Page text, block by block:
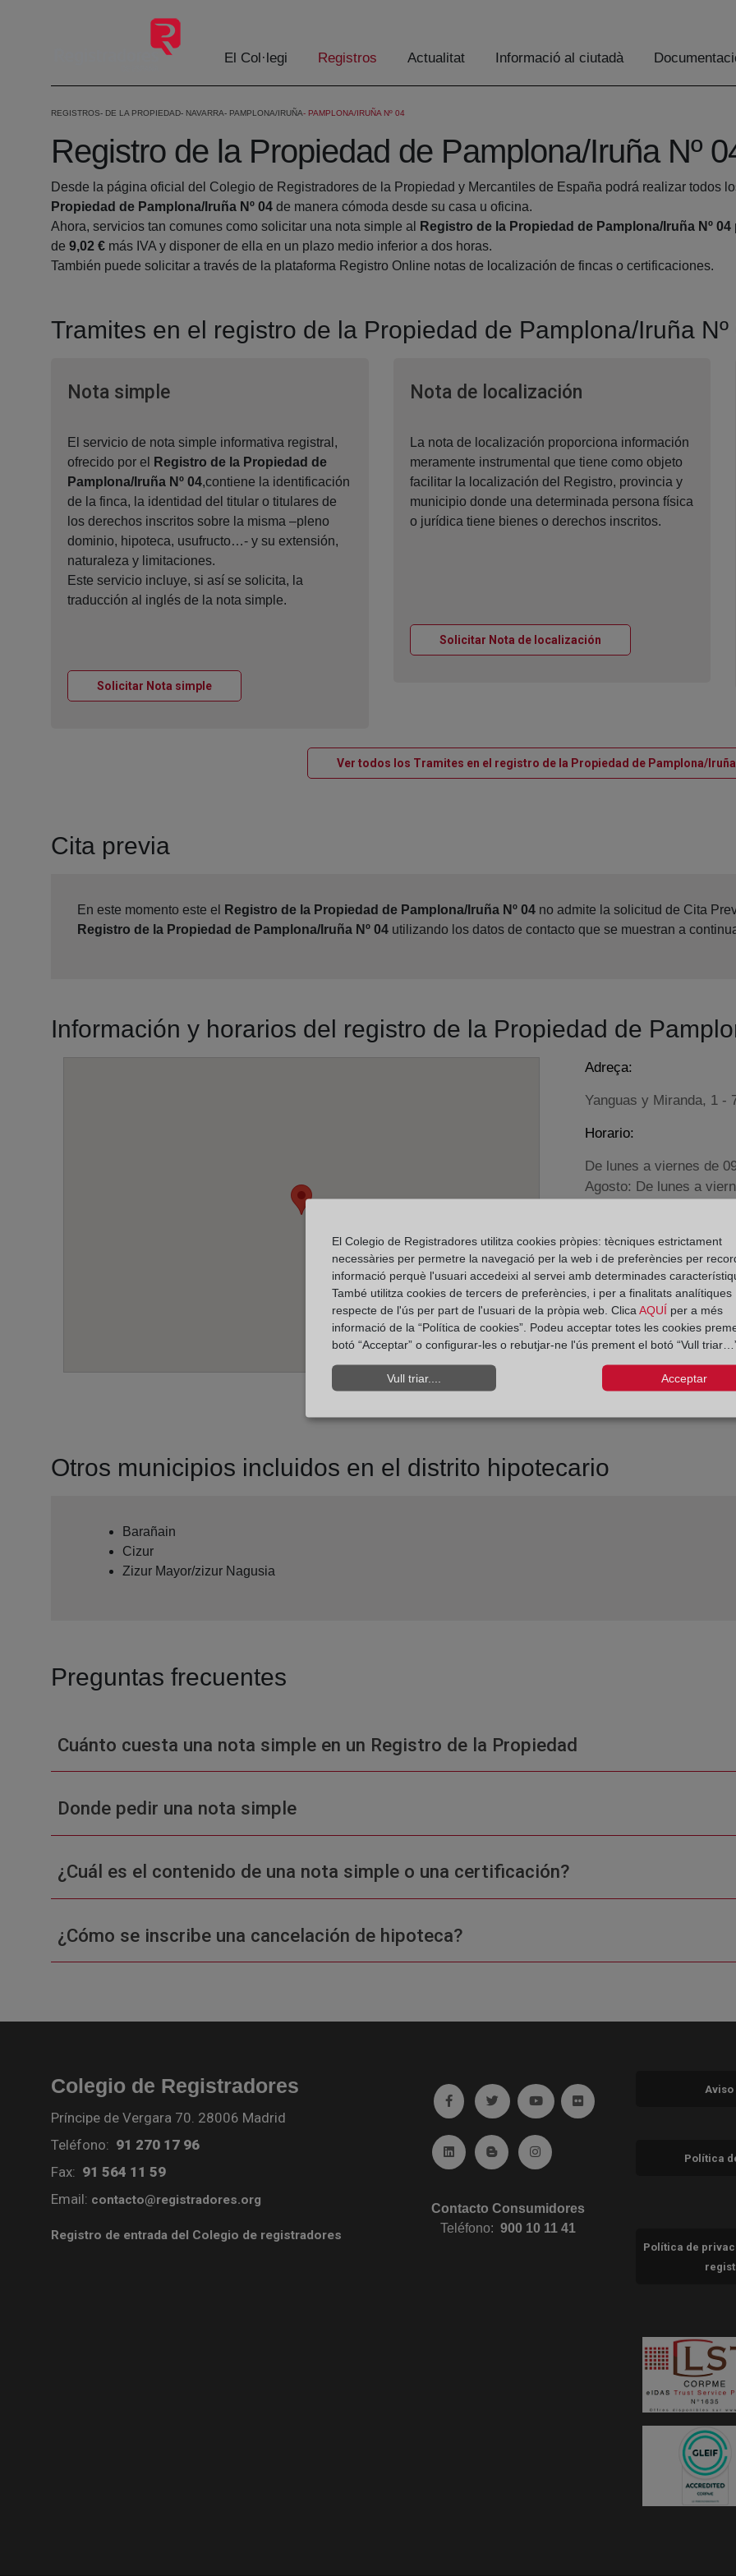
Salta al contingut principal
El Col·legi Registros Actualitat Informació al ciutadà
REGISTROS DE LA PROPIEDAD NAVARRA PAMPLONA/IRUÑA PAMPLONA/IRUÑA Nº 04
Registro de la Propiedad de Pamplona/Iruña Nº
Desde la página oficial del Colegio de Registradores de la Propiedad y Mercantiles de España podrá realizar todos
Propiedad de Pamplona/Iruña Nº 04 de manera cómoda desde su casa u oficina.
Ahora, servicios tan comunes como solicitar una nota simple al
Registro de la Propiedad de Pamplona/Iruña Nº 04
de 9,02 € más IVA y disponer de ella en un plazo medio inferior a dos horas.
También puede solicitar a través de la plataforma Registro Online notas de localización de fincas o certificaciones.
Tramites en el registro de la Propiedad de Pamplona/Iruña Nº
Nota simpleVentana nueva
El servicio de nota simple informativa registral,
ofrecido por el
Registro de la Propiedad de
Pamplona/Iruña Nº 04,contiene la identificación
de la finca, la identidad del titular o titulares de
los derechos inscritos sobre la misma –pleno
dominio, hipoteca, usufructo…- y su extensión,
naturaleza y limitaciones.
Este servicio incluye, si así se solicita, la
traducción al inglés de la nota simple.
Solicitar Nota simpleVentana nueva
Nota de localizaciónVentana nueva
La nota de localización proporciona información
meramente instrumental que tiene como objeto
facilitar la localización del Registro, provincia y
municipio donde una determinada persona física
o jurídica tiene bienes o derechos inscritos.
Solicitar Nota de localizaciónVentana nueva
Ver todos los Tramites en el registro de la Propiedad de Pamplona/Iruña
Cita previa
En este momento este el Registro de la Propiedad de Pamplona/Iruña Nº 04 no admite la solicitud de Cita
Registro de la Propiedad de Pamplona/Iruña Nº 04 utilizando los datos de contacto que se muestran a
Información y horarios del registro de la Propiedad de
Adreça:
Yanguas y Miranda, 1 -
Horario:
De lunes a viernes de
Agosto: De lunes a
Los días 24 y 31 de
Datos de contacto:
(948) 22 53 64
Datos del Registrador:
Delegado de Protección
Otros municipios incluidos en el distrito hipotecario
Barañain
Cizur
Zizur Mayor/zizur Nagusia
Preguntas frecuentes
Cuánto cuesta una nota simple en un Registro de la Propiedad
Donde pedir una nota simple
¿Cuál es el contenido de una nota simple o una certificación?
¿Cómo se inscribe una cancelación de hipoteca?
Colegio de Registradores
Príncipe de Vergara 70. 28006 Madrid
Teléfono: 91 270 17 96
Fax: 91 564 11 59
Email: contacto@registradores.org
Registro de entrada del Colegio de registradores
Ir a facebook (abre en ventana nueva)
Ir a twitter (abre en ventana nueva)
Ir a YouTube (abre en ventana nueva)
Ir a Flickr (abre en ventana
Ir a Linkedin (abre en ventana nueva)
Ir al Blog (abre en ventana nueva)
Ir a Instagram (abre en ventana
Contacto Consumidores
Teléfono:900 10 11 41
Aviso
Política
Política de
El Colegio de Registradores utilitza cookies pròpies: tècniques estrictament
necessàries per permetre la navegació per la web i de preferències per
informació perquè l'usuari accedeixi al servei amb determinades
També utilitza cookies de tercers de preferències, i per a finalitats analítiques
respecte de l'ús per part de l'usuari de la pròpia web. Clica AQUÍ per a més
informació de la “Política de cookies”. Podeu acceptar totes les cookies
botó “Acceptar” o configurar-les o rebutjar-ne l'ús prement el botó “Vull
Vull triar.... Acceptar